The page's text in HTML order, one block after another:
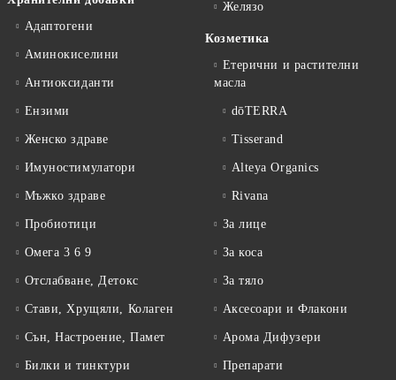
Адаптогени
Аминокиселини
Антиоксиданти
Ензими
Женско здраве
Имуностимулатори
Мъжко здраве
Пробиотици
Омега 3 6 9
Отслабване, Детокс
Стави, Хрущяли, Колаген
Сън, Настроение, Памет
Билки и тинктури
Желязо
Козметика
Етерични и растителни
масла
dōTERRA
Tisserand
Alteya Organics
Rivana
За лице
За коса
За тяло
Аксесоари и Флакони
Арома Дифузери
Препарати